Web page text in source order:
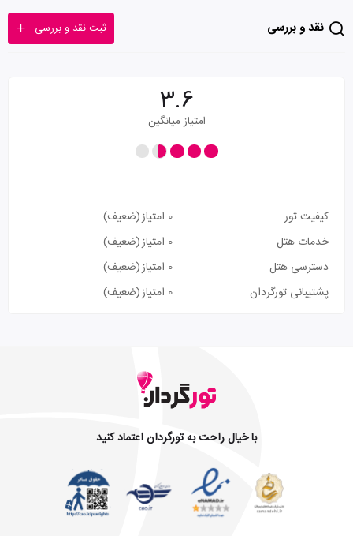
نقد و بررسی ثبت نقد و بررسی
3.6
امتیاز میانگین
کیفیت تور 0 امتیاز
(ضعیف)
خدمات هتل
0 امتیاز
(ضعیف)
دسترسی هتل
0 امتیاز
(ضعیف)
پشتیبانی تورگردان
0 امتیاز (ضعیف)
با خیال راحت به تورگردان اعتماد کنید